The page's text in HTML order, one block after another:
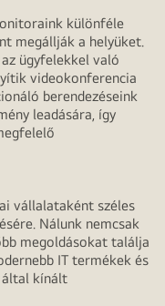
különféle
megállják a helyüket.
ügyfelekkel való
videokonferencia
berendezéseink
leadására, így
vállalataként széles
Nálunk nemcsak
megoldásokat találja
IT termékek és
által kínált